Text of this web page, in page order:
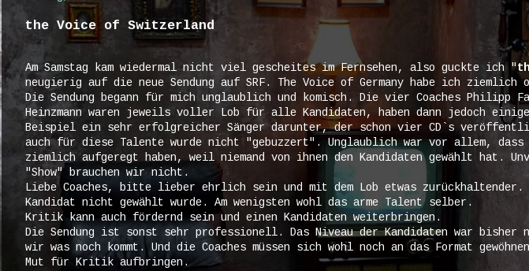
the Voice of Switzerland
Am Samstag kam wiedermal nicht viel gescheites im Fernsehen, also guckte ich "
neugierig auf die neue Sendung auf SRF. The Voice of Germany habe ich
Die Sendung begann für mich unglaublich und komisch. Die vier Coaches Philipp
Heinzmann waren jeweils voller Lob für alle Kandidaten, haben dann jedoch
Beispiel ein sehr erfolgreicher Sänger darunter, der schon vier CD`s
auch für diese Talente wurde nicht "gebuzzert". Unglaublich war vor allem, dass
ziemlich aufgeregt haben, weil niemand von ihnen den Kandidaten gewählt hat.
"Show" brauchen wir nicht.
Liebe Coaches, bitte lieber ehrlich sein und mit dem Lob etwas zurückhaltender.
Kandidat nicht gewählt wurde. Am wenigsten wohl das arme Talent selber.
Kritik kann auch fördernd sein und einen Kandidaten weiterbringen.
Die Sendung ist sonst sehr professionell. Das Niveau der Kandidaten war bisher
wir was noch kommt. Und die Coaches müssen sich wohl noch an das Format
Mut für Kritik aufbringen.